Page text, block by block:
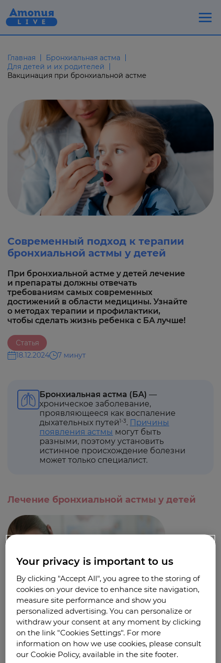
Главная
Бронхиальная астма
Для детей и их родителей
Вакцинация при бронхиальной астме
Современный подход к терапии
бронхиальной астмы у детей
При бронхиальной астме у детей лечение
и препараты должны отвечать
требованиям самых современных
достижений в области медицины. Узнайте
о методах терапии и профилактики,
чтобы сделать жизнь ребенка с БА лучше!
Статья
18.12.2024
7 минут
Бронхиальная астма (БА) —
хроническое заболевание,
проявляющееся как воспаление
дыхательных путей1-3. Причины
появления астмы могут быть
разными, поэтому установить
истинное происхождение болезни
может только специалист.
Лечение бронхиальной астмы у детей
Терапия бронхиальной астмы у детей зависит от
Your privacy is important to us
By clicking "Accept All", you agree to the storing of
cookies on your device to enhance site navigation,
measure site performance and show you
personalized advertising. You can personalize or
withdraw your consent at any moment by clicking
on the link "Cookies Settings". For more
information on how we use cookies, please consult
our Cookie Policy, available in the site footer.